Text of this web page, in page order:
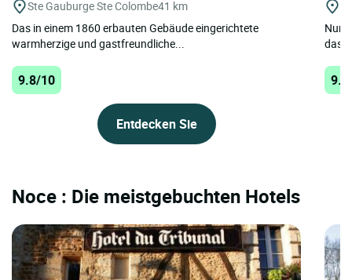
Ste Gauburge Ste Colombe41 km
Das in einem 1860 erbauten Gebäude eingerichtete
warmherzige und gastfreundliche...
9.8/10
Entdecken Sie
Nur
das
Noce : Die meistgebuchten Hotels